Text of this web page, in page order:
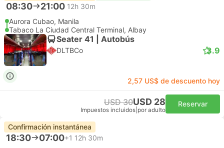
08:30 21:00 12h 30m
Aurora Cubao, Manila
Tabaco La Ciudad Central Terminal, Albay
Seater 41 | Autobús
DLTBCo 3.9
2,57 US$ de descuento hoy
USD 30USD 28
Impuestos incluidos por adulto
Reservar
Confirmación instantánea
18:30 07:00+1 12h 30m